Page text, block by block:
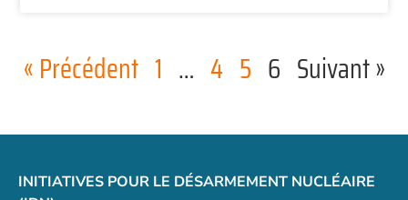
« Précédent 1 … 4 5 6 Suivant »
INITIATIVES POUR LE DÉSARMEMENT NUCLÉAIRE